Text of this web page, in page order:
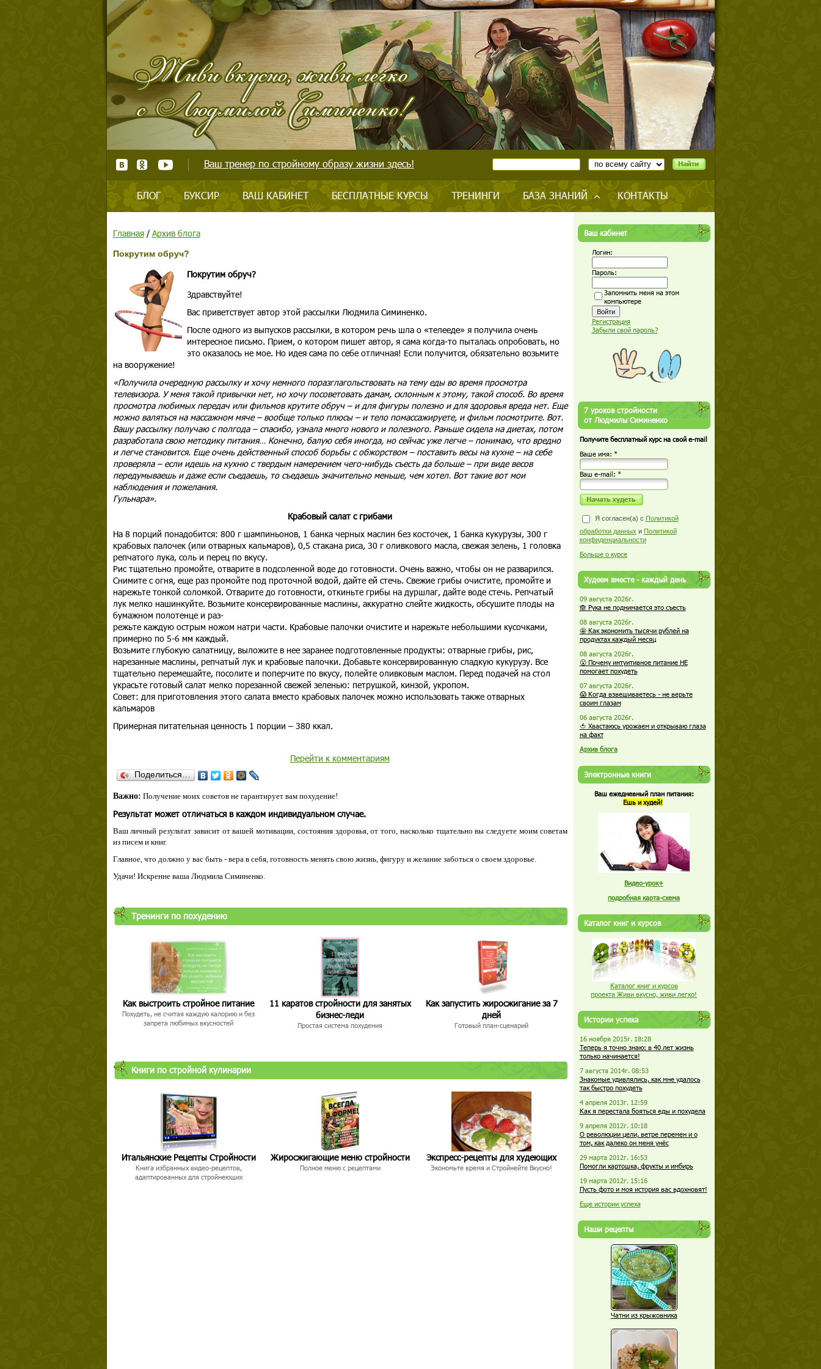
Ваш тренер по стройному образу жизни здесь!
БЛОГ БУКСИР ВАШ КАБИНЕТ БЕСПЛАТНЫЕ КУРСЫ ТРЕНИНГИ БАЗА ЗНАНИЙ КОНТАКТЫ
Главная/ Архив блога
Покрутим обруч?
Покрутим обруч?
Здравствуйте!
Вас приветствует автор этой рассылки Людмила Симиненко.
После одного из выпусков рассылки, в котором речь шла о «телееде» я получила очень
интересное письмо. Прием, о котором пишет автор, я сама когда-то пыталась опробовать, но
это оказалось не мое. Но идея сама по себе отличная! Если получится, обязательно возьмите
на вооружение!
«Получила очередную рассылку и хочу немного поразглагольствовать на тему еды во время просмотра
телевизора. У меня такой привычки нет, но хочу посоветовать дамам, склонным к этому, такой способ. Во время
просмотра любимых передач или фильмов крутите обруч – и для фигуры полезно и для здоровья вреда нет. Еще
можно валяться на массажном мяче – вообще только плюсы – и тело помассажируете, и фильм посмотрите. Вот.
Вашу рассылку получаю с полгода – спасибо, узнала много нового и полезного. Раньше сидела на диетах, потом
разработала свою методику питания… Конечно, балую себя иногда, но сейчас уже легче – понимаю, что вредно
и легче становится. Еще очень действенный способ борьбы с обжорством – поставить весы на кухне – на себе
проверяла – если идешь на кухню с твердым намерением чего-нибудь съесть да больше – при виде весов
передумываешь и даже если съедаешь, то съедаешь значительно меньше, чем хотел. Вот такие вот мои
наблюдения и пожелания.
Гульнара».
Крабовый салат с грибами
На 8 порций понадобится: 800 г шампиньонов, 1 банка черных маслин без косточек, 1 банка кукурузы, 300 г
крабовых палочек (или отварных кальмаров), 0,5 стакана риса, 30 г оливкового масла, свежая зелень, 1 головка
репчатого лука, соль и перец по вкусу.
Рис тщательно промойте, отварите в подсоленной воде до готовности. Очень важно, чтобы он не разварился.
Снимите с огня, еще раз промойте под проточной водой, дайте ей стечь. Свежие грибы очистите, промойте и
нарежьте тонкой соломкой. Отварите до готовности, откиньте грибы на дуршлаг, дайте воде стечь. Репчатый
лук мелко нашинкуйте. Возьмите консервированные маслины, аккуратно слейте жидкость, обсушите плоды на
бумажном полотенце и раз-
режьте каждую острым ножом натри части. Крабовые палочки очистите и нарежьте небольшими кусочками,
примерно по 5-6 мм каждый.
Возьмите глубокую салатницу, выложите в нее заранее подготовленные продукты: отварные грибы, рис,
нарезанные маслины, репчатый лук и крабовые палочки. Добавьте консервированную сладкую кукурузу. Все
тщательно перемешайте, посолите и поперчите по вкусу, полейте оливковым маслом. Перед подачей на стол
украсьте готовый салат мелко порезанной свежей зеленью: петрушкой, кинзой, укропом.
Совет: для приготовления этого салата вместо крабовых палочек можно использовать также отварных
кальмаров
Примерная питательная ценность 1 порции – 380 ккал.
Перейти к комментариям
Поделиться…
Важно: Получение моих советов не гарантирует вам похудение!
Результат может отличаться в каждом индивидуальном случае.
Ваш личный результат зависит от вашей мотивации, состояния здоровья, от того, насколько тщательно вы следуете моим советам
из писем и книг.
Главное, что должно у вас быть - вера в себя, готовность менять свою жизнь, фигуру и желание заботься о своем здоровье.
Удачи! Искренне ваша Людмила Симиненко.
Тренинги по похудению
Как выстроить стройное питание
Похудеть, не считая каждую калорию и без
запрета любимых вкусностей
11 каратов стройности для занятых
бизнес-леди
Простая система похудения
Как запустить жиросжигание за 7
дней
Готовый план-сценарий
Книги по стройной кулинарии
Итальянские Рецепты Стройности
Книга избранных видео-рецептов,
адаптированных для стройнеющих
Жиросжигающие меню стройности
Полное меню с рецептами
Экспресс-рецепты для худеющих
Экономьте время и Стройнейте Вкусно!
Ваш кабинет
Логин:
Пароль:
Запомнить меня на этом
компьютере
Регистрация
Забыли свой пароль?
7 уроков стройности
от Людмилы Симиненко
Получите бесплатный курс на свой e-mail
Ваше имя: *
Ваш е-mail: *
Я согласен(а) с Политикой
обработки данных и Политикой
конфиденциальности
Больше о курсе
Худеем вместе - каждый день
09 августа 2026г.
🙈 Рука не поднимается это съесть
08 августа 2026г.
🤩 Как экономить тысячи рублей на
продуктах каждый месяц
08 августа 2026г.
😮 Почему интуитивное питание НЕ
помогает похудеть
07 августа 2026г.
😱 Когда взвешиваетесь - не верьте
своим глазам
06 августа 2026г.
🍅 Хвастаюсь урожаем и открываю глаза
на факт
Архив блога
Электронные книги
Ваш ежедневный план питания:
Ешь и худей!
Видео-урок+
подробная карта-схема
Каталог книг и курсов
Каталог книг и курсов
проекта Живи вкусно, живи легко!
Истории успеха
16 ноября 2015г. 18:28
Теперь я точно знаю: в 40 лет жизнь
только начинается!
7 августа 2014г. 08:53
Знакомые удивлялись, как мне удалось
так быстро похудеть
4 апреля 2013г. 12:59
Как я перестала бояться еды и похудела
9 апреля 2012г. 10:18
О революции цели, ветре перемен и о
том, как далеко он меня унёс
29 марта 2012г. 16:53
Помогли картошка, фрукты и имбирь
19 марта 2012г. 15:16
Пусть фото и моя история вас вдохновят!
Еще истории успеха
Наши рецепты
Чатни из крыжовника